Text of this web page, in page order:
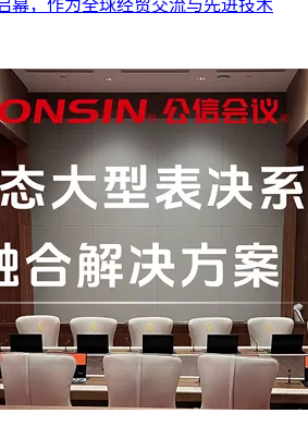
幕，作为全球经贸交流与先进技术